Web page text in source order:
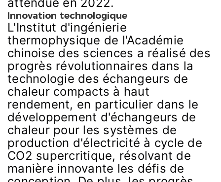
Innovation technologique
L'Institut d'ingénierie
thermophysique de l'Académie
chinoise des sciences a réalisé des
progrès révolutionnaires dans la
technologie des échangeurs de
chaleur compacts à haut
rendement, en particulier dans le
développement d'échangeurs de
chaleur pour les systèmes de
production d'électricité à cycle de
CO2 supercritique, résolvant de
manière innovante les défis de